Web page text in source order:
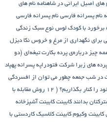
های اصیل ایرانی در شاهنامه نام های
نام پسرانه فارسی نام پسرانه فارسی
برخورد با کودک لوس نوع سبک زندگی
برای نگهداری از مرغ و خروس نکا دیزل
چیز درباره‌ی پرده بکارت تیغه‌ای (دو
پرده های زبرا شرکت فتودراپه پسرانه پهپاد
در شب جمعه چطور می توان از افسردگی
چگونه خجالت خود را کنار بگذاریم؟ ( 12 روش مقابله با
بدانند کابینت کابینت آشپزخانه
کابینت وکیوم کابینت کلاسیک کاردستی با